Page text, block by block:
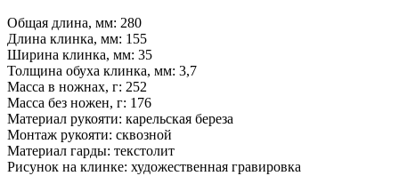
Общая длина, мм: 280
Длина клинка, мм: 155
Ширина клинка, мм: 35
Толщина обуха клинка, мм: 3,7
Масса в ножнах, г: 252
Масса без ножен, г: 176
Материал рукояти: карельская береза
Монтаж рукояти: сквозной
Материал гарды: текстолит
Рисунок на клинке: художественная гравировка